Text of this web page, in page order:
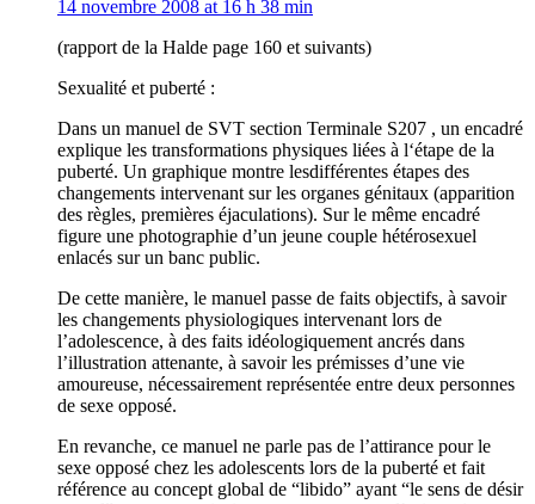
14 novembre 2008 at 16 h 38 min
(rapport de la Halde page 160 et suivants)
Sexualité et puberté :
Dans un manuel de SVT section Terminale S207 , un encadré
explique les transformations physiques liées à l‘étape de la
puberté. Un graphique montre lesdifférentes étapes des
changements intervenant sur les organes génitaux (apparition
des règles, premières éjaculations). Sur le même encadré
figure une photographie d’un jeune couple hétérosexuel
enlacés sur un banc public.
De cette manière, le manuel passe de faits objectifs, à savoir
les changements physiologiques intervenant lors de
l’adolescence, à des faits idéologiquement ancrés dans
l’illustration attenante, à savoir les prémisses d’une vie
amoureuse, nécessairement représentée entre deux personnes
de sexe opposé.
En revanche, ce manuel ne parle pas de l’attirance pour le
sexe opposé chez les adolescents lors de la puberté et fait
référence au concept global de “libido” ayant “le sens de désir